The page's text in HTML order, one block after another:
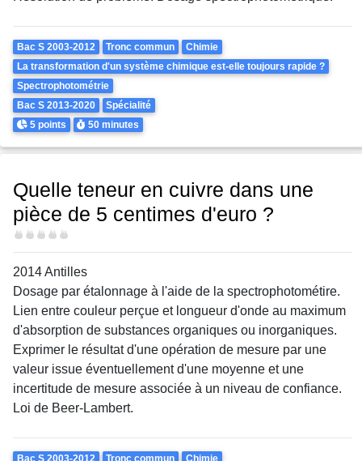
Theme
Bac S 2003-2012 Tronc commun
Chimie
La transformation d'un système chimique est-elle toujours rapide ?
Spectrophotométrie
Bac S 2013-2020
Spécialité
Points
5 points Durée
50 minutes
Quelle teneur en cuivre dans une
pièce de 5 centimes d'euro ?
Difficulté
2014 Antilles
Dosage par étalonnage à l'aide de la spectrophotométire.
Lien entre couleur perçue et longueur d'onde au maximum
d'absorption de substances organiques ou inorganiques.
Exprimer le résultat d'une opération de mesure par une
valeur issue éventuellement d'une moyenne et une
incertitude de mesure associée à un niveau de confiance.
Loi de Beer-Lambert.
Theme
Bac S 2003-2012 Tronc commun
Chimie